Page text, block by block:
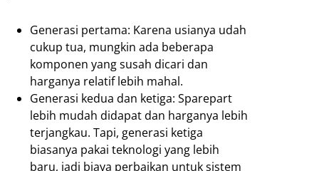
Generasi pertama: Karena usianya udah
cukup tua, mungkin ada beberapa
komponen yang susah dicari dan
harganya relatif lebih mahal.
Generasi kedua dan ketiga: Sparepart
lebih mudah didapat dan harganya lebih
terjangkau. Tapi, generasi ketiga
biasanya pakai teknologi yang lebih
baru, jadi biaya perbaikan untuk sistem